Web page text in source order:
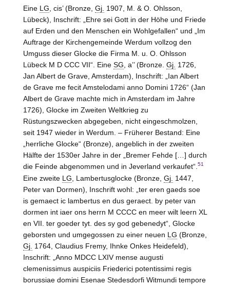
Eine LG , cis’ (Bronze, Gj. 1907, M. & O. Ohlsson,
Lübeck), Inschrift: „Ehre sei Gott in der Höhe und Friede
auf Erden und den Menschen ein Wohlgefallen“ und „Im
Auftrage der Kirchengemeinde Werdum vollzog den
Umguss dieser Glocke die Firma M. u. O. Ohlsson
LübeckM D CCC VII“. Eine SG , a’’ (Bronze. Gj. 1726,
Jan Albert de Grave, Amsterdam), Inschrift: „Ian Albert
de Graveme fecit Amstelodami anno Domini 1726“ (Jan
Albert de Gravemachte mich in Amsterdam im Jahre
1726), Glocke im Zweiten Weltkrieg zu
Rüstungszwecken abgegeben, nicht eingeschmolzen,
seit 1947 wieder in Werdum. – Früherer Bestand: Eine
„herrliche Glocke“ (Bronze), angeblich in der zweiten
Hälfte der 1530er Jahre in der „Bremer Fehde […] durch
die Feinde abgenommen und in Jeverland verkaufet“. 51
Eine zweite LG , Lambertusglocke (Bronze, Gj. 1447,
Peter van Dormen), Inschrift wohl: „ter eren gaeds soe
is gemaect ic lambertus en dus geraect. by peter van
dormen int iaer ons herrn M CCCC en meer wilt leern XL
en VII. ter goeder tyt. des sy god gebenedyt“, Glocke
geborsten und umgegossen zu einer neuen LG (Bronze,
Gj. 1764, Claudius Fremy, Ihnke Onkes Heidefeld),
Inschrift: „Anno MDCC LXIV mense augusti
clemenissimus auspiciis Friederici potentissimi regis
borussiae domini Esenae Stedesdorfi Witmundi tempore